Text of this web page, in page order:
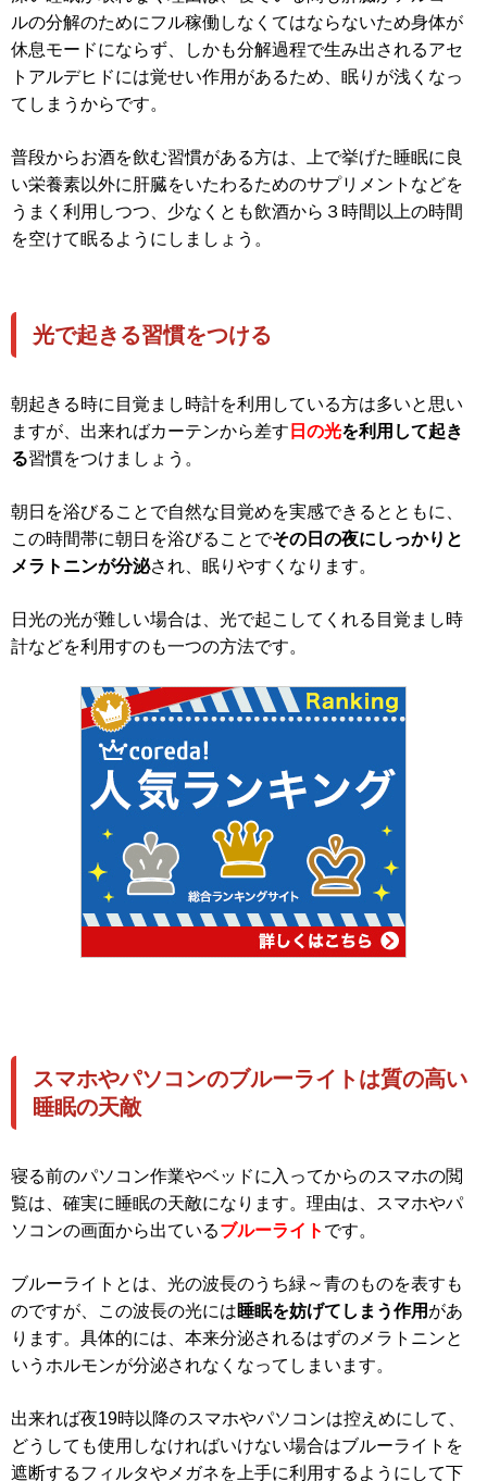
ルの分解のためにフル稼働しなくてはならないため身体が
休息モードにならず、しかも分解過程で生み出されるアセ
トアルデヒドには覚せい作用があるため、眠りが浅くなっ
てしまうからです。
普段からお酒を飲む習慣がある方は、上で挙げた睡眠に良
い栄養素以外に肝臓をいたわるためのサプリメントなどを
うまく利用しつつ、少なくとも飲酒から３時間以上の時間
を空けて眠るようにしましょう。
光で起きる習慣をつける
朝起きる時に目覚まし時計を利用している方は多いと思い
ますが、出来ればカーテンから差す 日の光を利用して起き
る習慣をつけましょう。
朝日を浴びることで自然な目覚めを実感できるとともに、
この時間帯に朝日を浴びることでその日の夜にしっかりと
メラトニンが分泌され、眠りやすくなります。
日光の光が難しい場合は、光で起こしてくれる目覚まし時
計などを利用すのも一つの方法です。
スマホやパソコンのブルーライトは質の高い
睡眠の天敵
寝る前のパソコン作業やベッドに入ってからのスマホの閲
覧は、確実に睡眠の天敵になります。理由は、スマホやパ
ソコンの画面から出ているブルーライト です。
ブルーライトとは、光の波長のうち緑～青のものを表すも
のですが、この波長の光には睡眠を妨げてしまう作用 があ
ります。具体的には、本来分泌されるはずのメラトニンと
いうホルモンが分泌されなくなってしまいます。
出来れば夜19時以降のスマホやパソコンは控えめにして、
どうしても使用しなければいけない場合はブルーライトを
遮断するフィルタやメガネを上手に利用するようにして下